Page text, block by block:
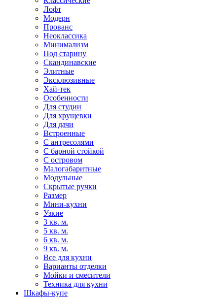
Лофт
Модерн
Прованс
Неоклассика
Минимализм
Под старину
Скандинавские
Элитные
Эксклюзивные
Хай-тек
Особенности
Для студии
Для хрущевки
Для дачи
Встроенные
С антресолями
С барной стойкой
С островом
Малогабаритные
Модульные
Скрытые ручки
Размер
Мини-кухни
Узкие
3 кв. м.
5 кв. м.
6 кв. м.
9 кв. м.
Все для кухни
Варианты отделки
Мойки и смесители
Техника для кухни
Шкафы-купе